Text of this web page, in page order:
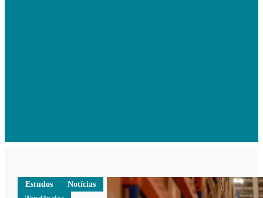
Estudos
Notícias